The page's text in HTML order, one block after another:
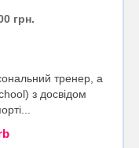
грн.
тренер, а
з досвідом